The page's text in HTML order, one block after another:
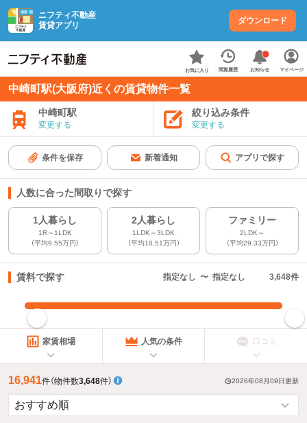
ニフティ不動産
賃貸アプリ
ダウンロード
お気に入り 閲覧履歴 お知らせ マイページ
中崎町駅(大阪府)近くの賃貸物件一覧
中崎町駅
変更する
絞り込み条件
変更する
条件を保存 新着通知 アプリで探す
人数に合った間取りで探す
1人暮らし
1R～1LDK
（平均9.55万円）
2人暮らし
1LDK～3LDK
（平均18.51万円）
ファミリー
2LDK～
（平均29.33万円）
賃料で探す 指定なし 〜 指定なし 3,648件
指定した賃料で絞り込む
家賃相場 人気の条件 口コミ
16,941件（物件数3,648件） 2026年08月09日更新